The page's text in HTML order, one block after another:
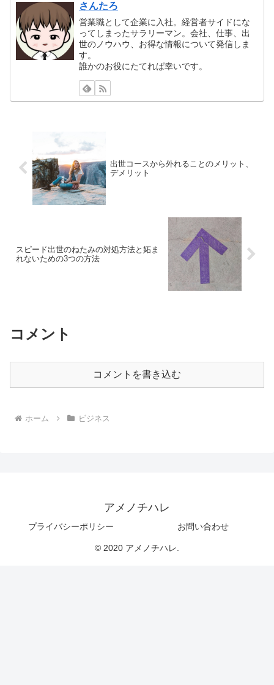
さんたろ
営業職として企業に入社。経営者サイドにな
ってしまったサラリーマン。会社、仕事、出
世のノウハウ、お得な情報について発信しま
す。
誰かのお役にたてれば幸いです。
出世コースから外れることのメリット、
デメリット
スピード出世のねたみの対処方法と妬ま
れないための3つの方法
コメント
コメントを書き込む
ホーム ビジネス
アメノチハレ
プライバシーポリシー お問い合わせ
© 2020 アメノチハレ.